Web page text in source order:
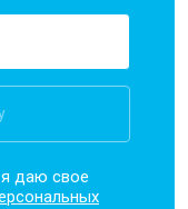
даю свое